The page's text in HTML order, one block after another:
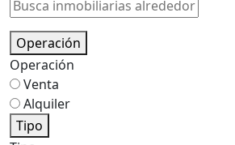
Operación
Operación
Venta
Alquiler
Tipo